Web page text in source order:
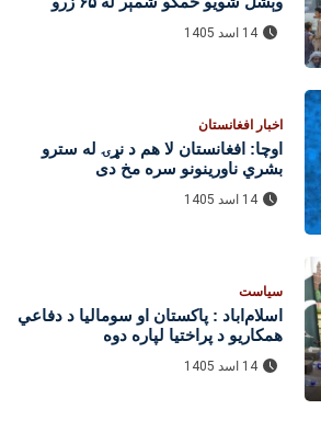
واوښت
14 اسد 1405
اخبار افغانستان
اوچا: افغانستان لا هم د نړۍ له سترو
بشري ناورینونو سره مخ دی
14 اسد 1405
سیاست
اسلام‌اباد : پاکستان او سومالیا د دفاعي
همکاریو د پراختیا لپاره دوه
هوکړه‌لیکونه لاسلیک کړل
14 اسد 1405